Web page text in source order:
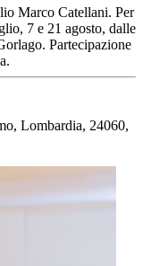
Marco Catellani. Per
7 e 21 agosto, dalle
Partecipazione
Lombardia, 24060,